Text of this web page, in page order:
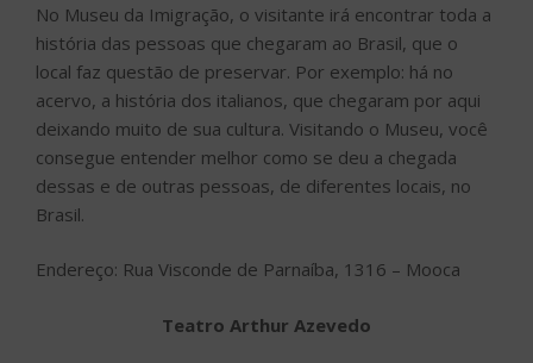
No Museu da Imigração, o visitante irá encontrar toda a
história das pessoas que chegaram ao Brasil, que o
local faz questão de preservar. Por exemplo: há no
acervo, a história dos italianos, que chegaram por aqui
deixando muito de sua cultura. Visitando o Museu, você
consegue entender melhor como se deu a chegada
dessas e de outras pessoas, de diferentes locais, no
Brasil.
Endereço: Rua Visconde de Parnaíba, 1316 – Mooca
Teatro Arthur Azevedo